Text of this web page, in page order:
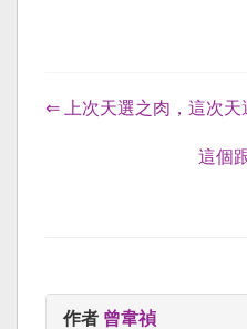
⇐ 上次天選之肉，這次天
這個
作者 曾韋禎